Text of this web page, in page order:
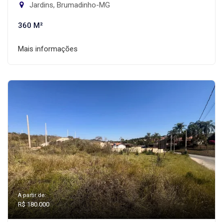
Jardins, Brumadinho-MG
360 M²
Mais informações
A partir de:
R$ 180.000